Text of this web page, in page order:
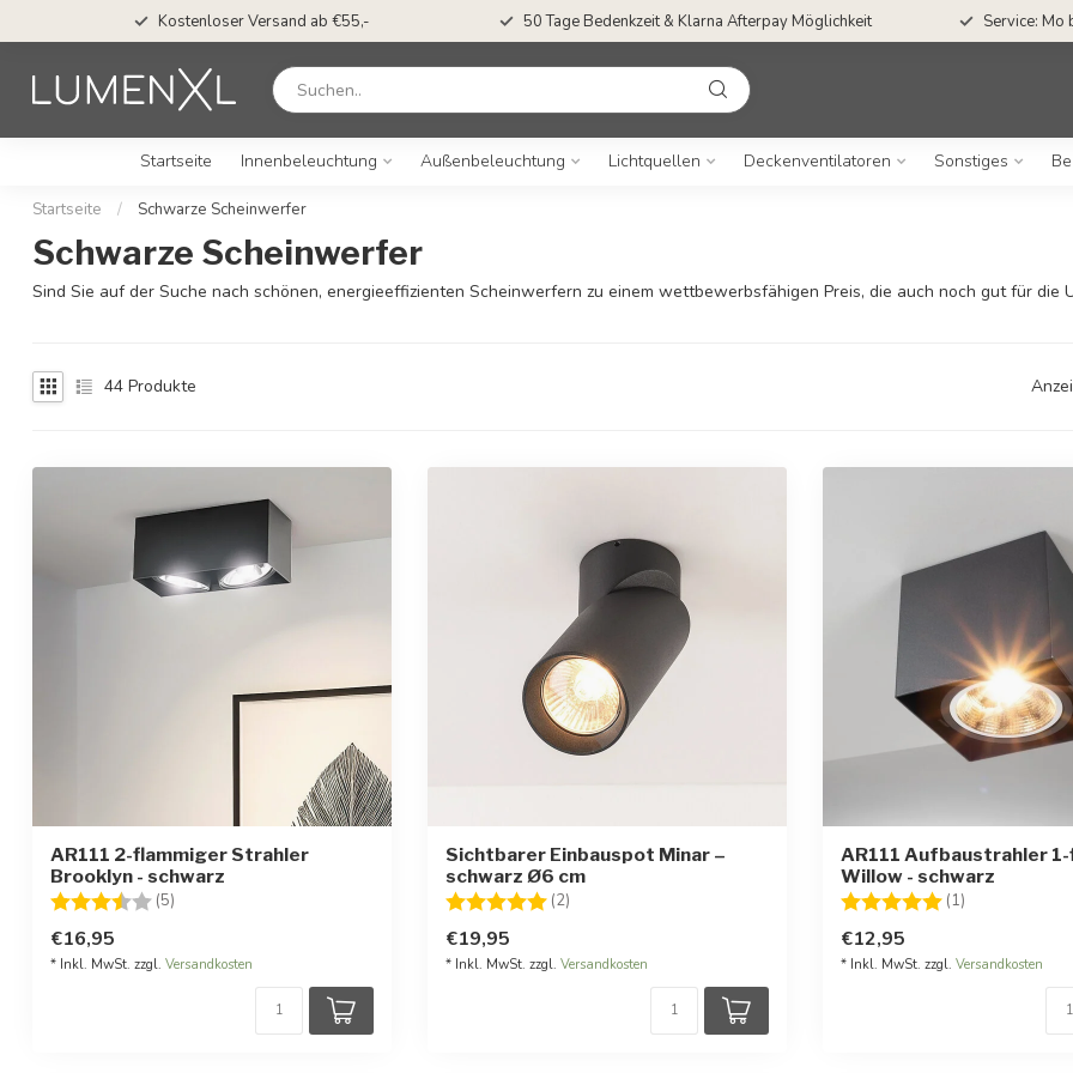
Kostenloser Versand ab €55,- 50 Tage Bedenkzeit & Klarna Afterpay Möglichkeit Service: Mo
Startseite Innenbeleuchtung Außenbeleuchtung Lichtquellen Deckenventilatoren Sonstiges
Startseite / Schwarze Scheinwerfer
Schwarze Scheinwerfer
Sind Sie auf der Suche nach schönen, energieeffizienten Scheinwerfern zu einem wettbewerbsfähigen Preis, die auch noch gut für die
44 Produkte
AR111 2-flammiger Strahler
Brooklyn - schwarz
Bewertung:
(5)
€16,95
* Inkl. MwSt. zzgl. Versandkosten
Sichtbarer Einbauspot Minar –
schwarz Ø6 cm
Bewertung:
(2)
€19,95
* Inkl. MwSt. zzgl. Versandkosten
AR111 Aufbaustrahler
Willow - schwarz
Bewertung:
(1)
€12,95
* Inkl. MwSt. zzgl. Versandkosten